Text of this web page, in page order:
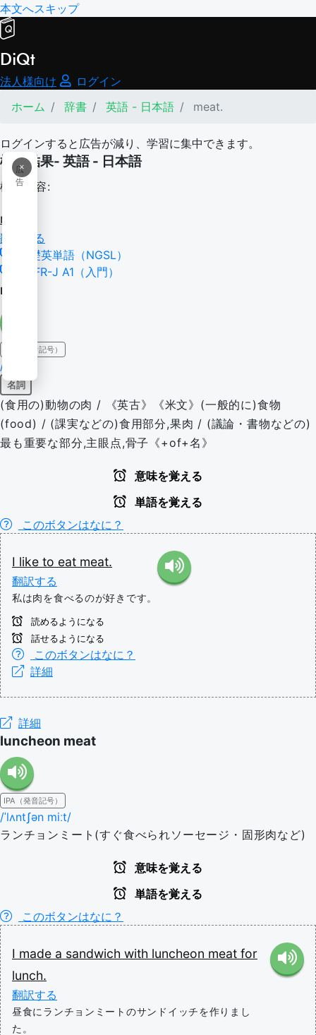
本文へスキップ
DiQt
法人様向け
ログイン
ホーム
辞書 英語 - 日本語 meat.
ログインすると広告が減り、学習に集中できます。
×
広
告
検索結果- 英語 - 日本語
検索内容:
meat.
翻訳する
基礎英単語（NGSL）
CEFR-J A1（入門）
meat
IPA（発音記号）
/miːt/
名詞
(食用の)動物の肉 / 《英古》《米文》(一般的に)食物
(food) / (課実などの)食用部分,果肉 / (議論・書物などの)
最も重要な部分,主眼点,骨子《+of+名》
意味を覚える
単語を覚える
このボタンはなに？
I like to eat meat.
翻訳する
私は肉を食べるのが好きです。
読めるようになる
話せるようになる
このボタンはなに？
詳細
詳細
luncheon meat
IPA（発音記号）
/ˈlʌntʃən miːt/
ランチョンミート(すぐ食べられソーセージ・固形肉など)
意味を覚える
単語を覚える
このボタンはなに？
I made a sandwich with luncheon meat for
lunch.
翻訳する
昼食にランチョンミートのサンドイッチを作りまし
た。